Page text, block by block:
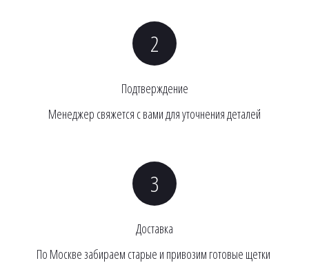
Подтверждение
Менеджер свяжется с вами для уточнения деталей
Доставка
По Москве забираем старые и привозим готовые щетки